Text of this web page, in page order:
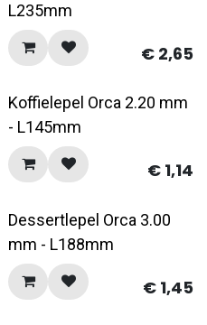
L235mm
€ 2,65
Koffielepel Orca 2.20 mm
- L145mm
€ 1,14
Dessertlepel Orca 3.00
mm - L188mm
€ 1,45